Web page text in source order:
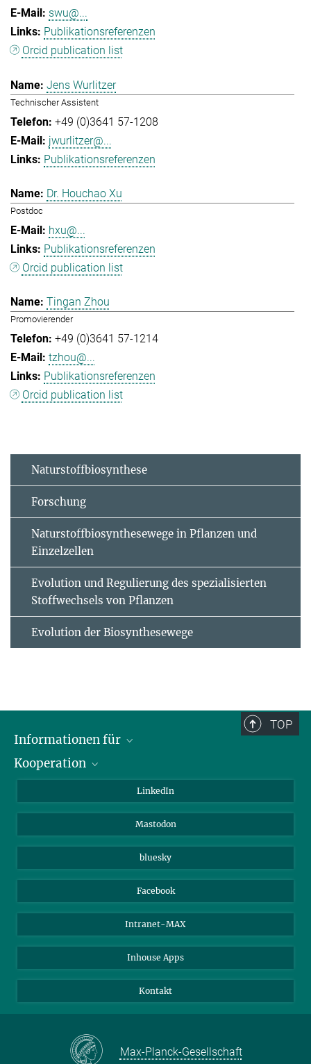
swu@...
Publikationsreferenzen
Orcid publication list
Jens Wurlitzer
Technischer Assistent
+49 (0)3641 57-1208
jwurlitzer@...
Publikationsreferenzen
Dr. Houchao Xu
Postdoc
hxu@...
Publikationsreferenzen
Orcid publication list
Tingan Zhou
Promovierender
+49 (0)3641 57-1214
tzhou@...
Publikationsreferenzen
Orcid publication list
Naturstoffbiosynthese
Forschung
Naturstoffbiosynthesewege in Pflanzen und
Einzelzellen
Evolution und Regulierung des spezialisierten
Stoffwechsels von Pflanzen
Evolution der Biosynthesewege
TOP
Informationen für
Journalisten
Kooperation
Max-Planck-Gesellschaft
Beutenberg Campus e.V.
LinkedIn
Mastodon
bluesky
Facebook
Intranet-MAX
Inhouse Apps
Kontakt
Max-Planck-Gesellschaft